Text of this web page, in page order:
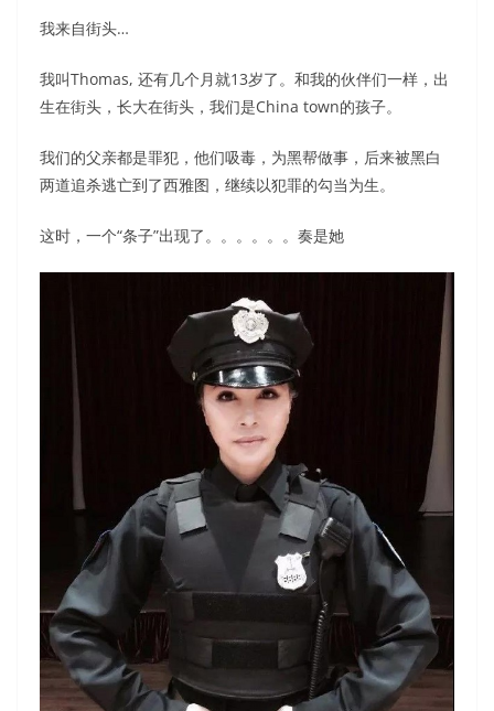
我来自街头…
我叫Thomas, 还有几个月就13岁了。和我的伙伴们一样，出
生在街头，长大在街头，我们是China town的孩子。
我们的父亲都是罪犯，他们吸毒，为黑帮做事，后来被黑白
两道追杀逃亡到了西雅图，继续以犯罪的勾当为生。
这时，一个“条子”出现了。。。。。。奏是她